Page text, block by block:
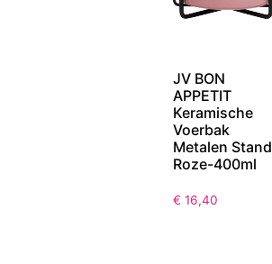
JV BON
APPETIT
Keramische
Voerbak
Metalen Stand
Roze-400ml
€ 16,40